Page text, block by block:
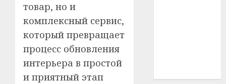
товар, но и
комплексный сервис,
который превращает
процесс обновления
интерьера в простой
и приятный этап